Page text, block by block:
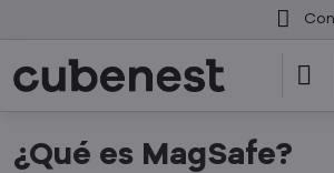
¿Qué es MagSafe?